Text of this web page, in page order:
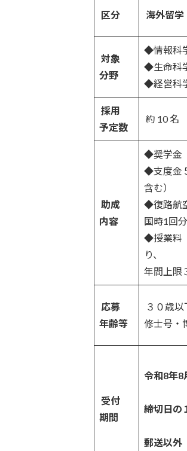
区分 海外留学
対象
分野
◆情報科
◆生命科
◆経営科
採用
予定数
約 10 名
助成
内容
◆奨学金
◆支度金
含む）
◆復路航
国時1回分
◆授業料
り、
年間上限
応募
年齢等
３０歳以
修士号・
受付
期間
令和8年
締切日の
郵送以外